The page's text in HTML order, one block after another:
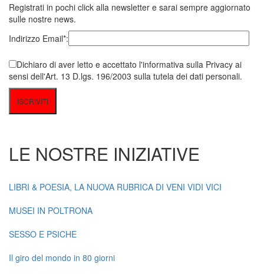
Registrati in pochi click alla newsletter e sarai sempre aggiornato
sulle nostre news.
Indirizzo Email*:
Dichiaro di aver letto e accettato l'informativa sulla Privacy ai
sensi dell'Art. 13 D.lgs. 196/2003 sulla tutela dei dati personali.
LE NOSTRE INIZIATIVE
LIBRI & POESIA, LA NUOVA RUBRICA DI VENI VIDI VICI
MUSEI IN POLTRONA
SESSO E PSICHE
Il giro del mondo in 80 giorni